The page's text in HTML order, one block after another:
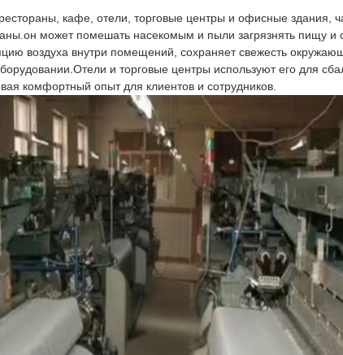
кафе, отели, торговые центры и офисные здания,
может помешать насекомым и пыли загрязнять пищу
воздуха внутри помещений, сохраняет свежесть
и торговые центры используют его для
комфортный опыт для клиентов и сотрудников.